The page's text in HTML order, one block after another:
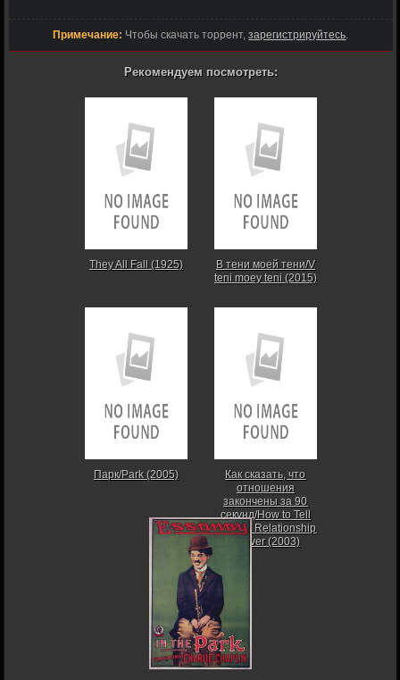
Примечание: Чтобы скачать торрент,зарегистрируйтесь.
Рекомендуем посмотреть:
They All Fall (1925)
В тени моей тени/V
teni moey teni (2015)
Парк/Park (2005)
Как сказать, что
отношения
закончены за 90
секунд/How to Tell
When a Relationship
Is Over (2003)